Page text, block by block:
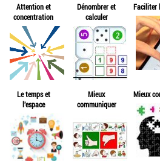
Attention et
concentration
Dénombrer et
calculer
Faciliter
Le temps et
l'espace
Mieux
communiquer
Mieux